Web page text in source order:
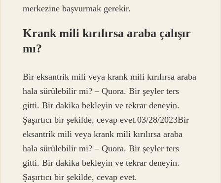
merkezine başvurmak gerekir.
Krank mili kırılırsa araba çalışır
mı?
Bir eksantrik mili veya krank mili kırılırsa araba
hala sürülebilir mi? – Quora. Bir şeyler ters
gitti. Bir dakika bekleyin ve tekrar deneyin.
Şaşırtıcı bir şekilde, cevap evet.03/28/2023Bir
eksantrik mili veya krank mili kırılırsa araba
hala sürülebilir mi? – Quora. Bir şeyler ters
gitti. Bir dakika bekleyin ve tekrar deneyin.
Şaşırtıcı bir şekilde, cevap evet.